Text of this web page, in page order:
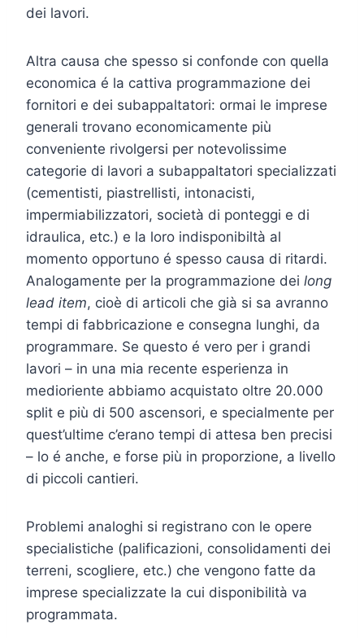
dei lavori.
Altra causa che spesso si confonde con quella
economica é la cattiva programmazione dei
fornitori e dei subappaltatori: ormai le imprese
generali trovano economicamente più
conveniente rivolgersi per notevolissime
categorie di lavori a subappaltatori specializzati
(cementisti, piastrellisti, intonacisti,
impermiabilizzatori, società di ponteggi e di
idraulica, etc.) e la loro indisponibiltà al
momento opportuno é spesso causa di ritardi.
Analogamente per la programmazione dei long
lead item, cioè di articoli che già si sa avranno
tempi di fabbricazione e consegna lunghi, da
programmare. Se questo é vero per i grandi
lavori – in una mia recente esperienza in
medioriente abbiamo acquistato oltre 20.000
split e più di 500 ascensori, e specialmente per
quest’ultime c’erano tempi di attesa ben precisi
– lo é anche, e forse più in proporzione, a livello
di piccoli cantieri.
Problemi analoghi si registrano con le opere
specialistiche (palificazioni, consolidamenti dei
terreni, scogliere, etc.) che vengono fatte da
imprese specializzate la cui disponibilità va
programmata.